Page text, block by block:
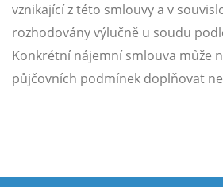
vznikající z této smlouvy a v
rozhodovány výlučně u soudu
Konkrétní nájemní smlouva může
půjčovních podmínek doplňovat